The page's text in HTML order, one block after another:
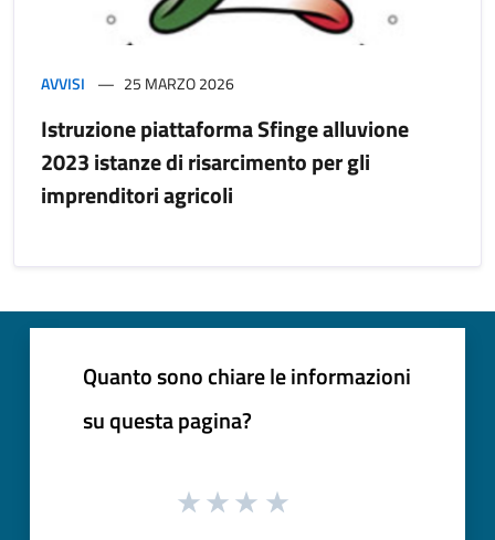
AVVISI 25 MARZO 2026
Istruzione piattaforma Sfinge alluvione
2023 istanze di risarcimento per gli
imprenditori agricoli
Quanto sono chiare le informazioni
su questa pagina?